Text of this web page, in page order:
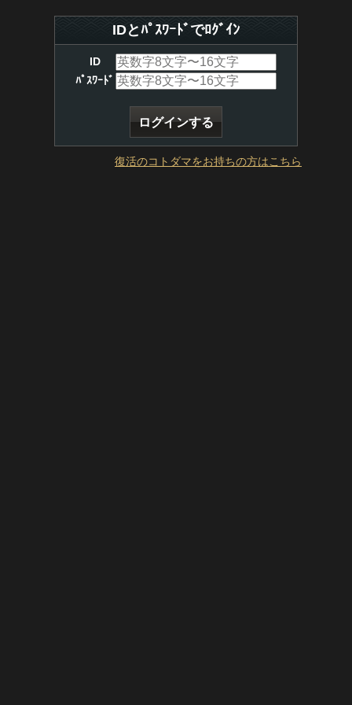
IDとﾊﾟｽﾜｰﾄﾞでﾛｸﾞｲﾝ
ID
ﾊﾟｽﾜｰﾄﾞ
復活のコトダマをお持ちの方はこちら